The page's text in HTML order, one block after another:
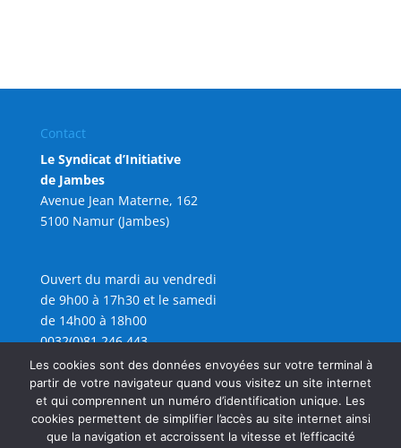
Contact
Le Syndicat d’Initiative
de Jambes
Avenue Jean Materne, 162
5100 Namur (Jambes)
Ouvert du mardi au vendredi
de 9h00 à 17h30 et le samedi
de 14h00 à 18h00
0032(0)81 246 443
info@sijambes.be
Les cookies sont des données envoyées sur votre terminal à
partir de votre navigateur quand vous visitez un site internet
et qui comprennent un numéro d’identification unique. Les
cookies permettent de simplifier l’accès au site internet ainsi
que la navigation et accroissent la vitesse et l’efficacité